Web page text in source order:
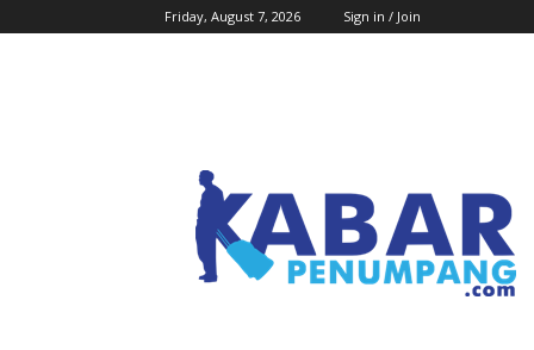
Friday, August 7, 2026 Sign in / Join